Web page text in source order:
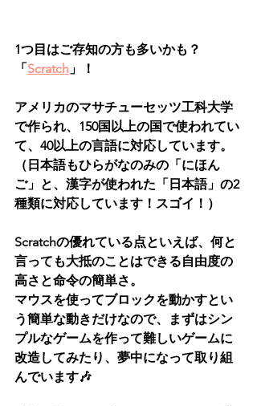
1つ目はご存知の方も多いかも？
「Scratch 」！
アメリカのマサチューセッツ工科大学
で作られ、150国以上の国で使われてい
て、40以上の言語に対応しています。
（日本語もひらがなのみの「にほん
ご」と、漢字が使われた「日本語」の2
種類に対応しています！スゴイ！）
Scratchの優れている点といえば、何と
言っても大抵のことはできる自由度の
高さと命令の簡単さ。
マウスを使ってブロックを動かすとい
う簡単な動きだけなので、まずはシン
プルなゲームを作って難しいゲームに
改造してみたり、夢中になって取り組
んでいます🎶